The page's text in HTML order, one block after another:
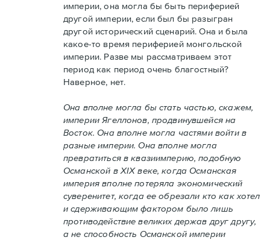
империи, она могла бы быть периферией
другой империи, если был бы разыгран
другой исторический сценарий. Она и была
какое-то время периферией монгольской
империи. Разве мы рассматриваем этот
период как период очень благостный?
Наверное, нет.
Она вполне могла бы стать частью, скажем,
империи Ягеллонов, продвинувшейся на
Восток. Она вполне могла частями войти в
разные империи. Она вполне могла
превратиться в квазиимперию, подобную
Османской в XIX веке, когда Османская
империя вполне потеряла экономический
суверенитет, когда ее обрезали кто как хотел
и сдерживающим фактором было лишь
противодействие великих держав друг другу,
а не способность Османской империи